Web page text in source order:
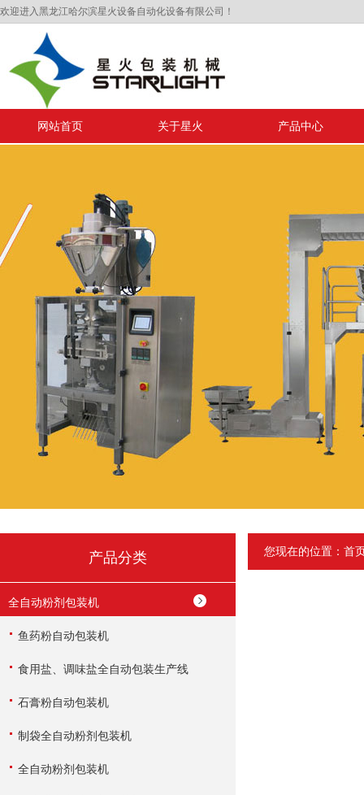
欢迎进入黑龙江哈尔滨星火设备自动化设备有限公司！
网站首页 关于星火 产品中心
产品分类
全自动粉剂包装机
鱼药粉自动包装机
食用盐、调味盐全自动包装生产线
石膏粉自动包装机
制袋全自动粉剂包装机
全自动粉剂包装机
您现在的位置： 首